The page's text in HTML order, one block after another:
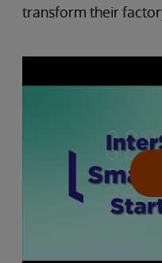
transform their